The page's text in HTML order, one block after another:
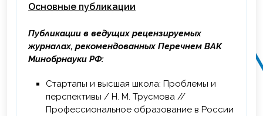
Основные публикации
Публикации в ведущих рецензируемых
журналах, рекомендованных Перечнем ВАК
Минобрнауки РФ:
Стартапы и высшая школа: Проблемы и
перспективы / Н. М. Трусмова //
Профессиональное образование в России